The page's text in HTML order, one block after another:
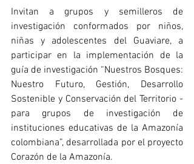
Invitan a grupos y semilleros de
investigación conformados por niños,
niñas y adolescentes del Guaviare, a
participar en la implementación de la
guía de investigación “Nuestros Bosques:
Nuestro Futuro, Gestión, Desarrollo
Sostenible y Conservación del Territorio -
para grupos de investigación de
instituciones educativas de la Amazonía
colombiana”, desarrollada por el proyecto
Corazón de la Amazonía.